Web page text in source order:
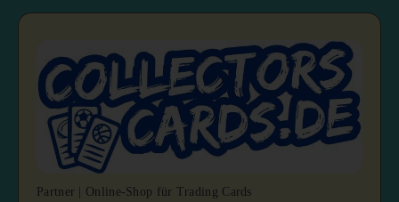
Partner | Online-Shop für Trading Cards